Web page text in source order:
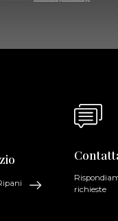
richieste